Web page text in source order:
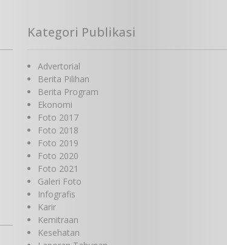
Kategori Publikasi
Advertorial
Berita Pilihan
Berita Program
Ekonomi
Foto 2017
Foto 2018
Foto 2019
Foto 2020
Foto 2021
Galeri Foto
Infografis
Karir
Kemitraan
Kesehatan